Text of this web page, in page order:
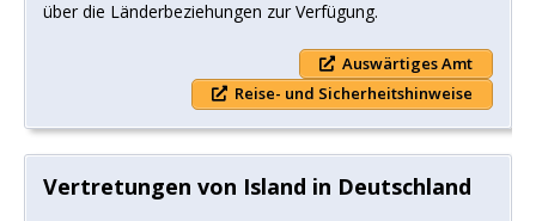
über die Länderbeziehungen zur Verfügung.
Auswärtiges Amt
Reise- und Sicherheitshinweise
Vertretungen von Island in Deutschland